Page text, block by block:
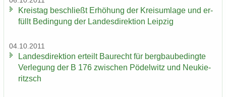
Kreis­tag be­schließt Er­hö­hung der Kreis­um­la­ge und er­
füllt Be­din­gung der Lan­des­di­rek­ti­on Leip­zig
04.10.2011
Lan­des­di­rek­ti­on er­teilt Bau­recht für berg­bau­be­ding­te
Ver­le­gung der B 176 zwi­schen Pö­del­witz und Neu­kie­
ritzsch